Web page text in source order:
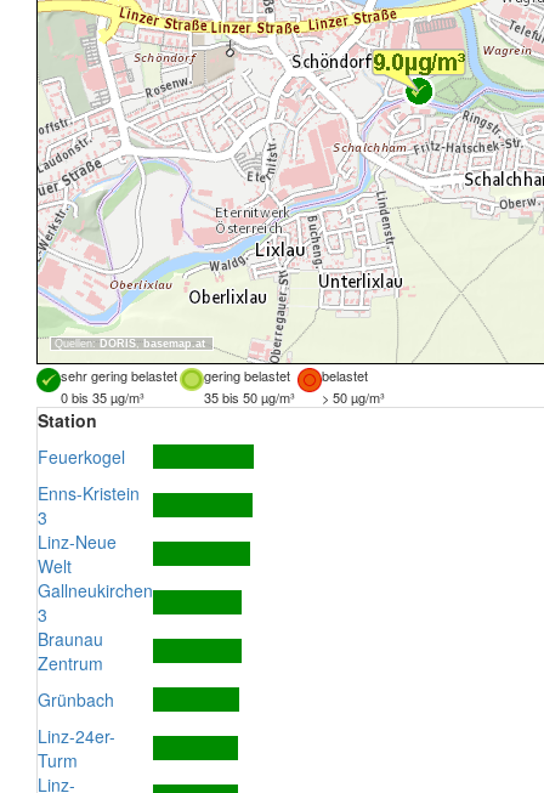
Quellen: DORIS, basemap.at
sehr gering belastet gering belastet
belastet
0 bis 35 µg/m³
35 bis 50 µg/m³ > 50 µg/m³
Station
Feuerkogel
Enns-Kristein
3
Linz-Neue
Welt
Gallneukirchen
3
Braunau
Zentrum
Grünbach
Linz-24er-
Turm
Linz-